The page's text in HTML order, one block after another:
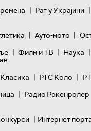
| Рат у Украјини |
| Ауто-мото |
| Филм и ТВ | Наука |
| РТС Коло |
| Радио Рокенролер
| Интернет